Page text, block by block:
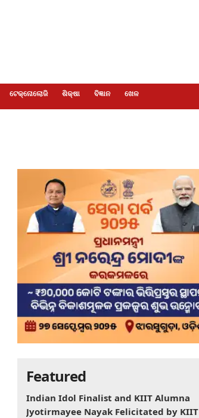
ଟେକ୍ନୋଲୋଜି ଶିକ୍ଷା ବିଜ୍ଞାନ ଖେଳ
Featured
Indian Idol Finalist and KIIT Alumna
Jyotirmayee Nayak Felicitated by KIIT